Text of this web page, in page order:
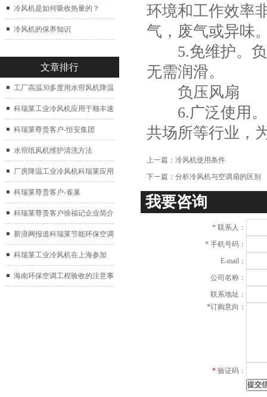
冷风机是如何吸收热量的？
冷风机的保养知识
文章排行
工厂高温30多度用水帘风机降温
科瑞莱工业冷风机应用于顺丰速
运仓库通风降温
科瑞莱尊贵客户-恒安集团
水帘纸风机维护清洗方法
厂房降温工业冷风机科瑞莱应用
于广州制鞋厂
科瑞莱尊贵客户-雀巢
科瑞莱尊贵客户徐福记企业简介
新浪网报道科瑞莱节能环保空调
扇
科瑞莱工业冷风机在上海参加
2017中国制冷展
海南环保空调工程验收的注意事
环境和工作效率
气，废气或异味
5.免维护。负
无需润滑。
负压风扇
6.广泛使用。
共场所等行业，
上一篇： 冷风机使用条件
下一篇： 分析冷风机与空调扇的区别
我要咨询
* 联系人：
* 手机号码：
E-mail：
公司名称：
联系地址：
*订购意向：
* 验证码：